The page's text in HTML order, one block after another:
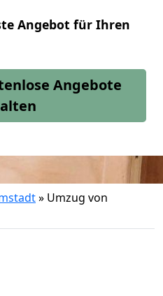
Angebot für Ihren
Angebote
» Umzug von